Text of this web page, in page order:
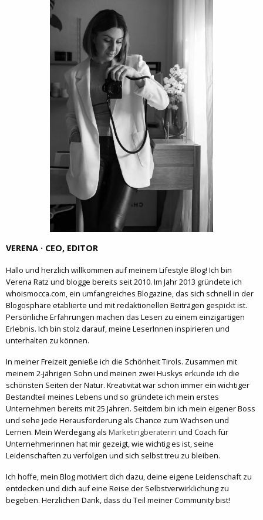
VERENA · CEO, EDITOR
Hallo und herzlich willkommen auf meinem Lifestyle Blog! Ich bin
Verena Ratz und blogge bereits seit 2010. Im Jahr 2013 gründete ich
whoismocca.com, ein umfangreiches Blogazine, das sich schnell in der
Blogosphäre etablierte und mit redaktionellen Beiträgen gespickt ist.
Persönliche Erfahrungen machen das Lesen zu einem einzigartigen
Erlebnis. Ich bin stolz darauf, meine LeserInnen inspirieren und
unterhalten zu können.
In meiner Freizeit genieße ich die Schönheit Tirols. Zusammen mit
meinem 2-jährigen Sohn und meinen zwei Huskys erkunde ich die
schönsten Seiten der Natur. Kreativität war schon immer ein wichtiger
Bestandteil meines Lebens und so gründete ich mein erstes
Unternehmen bereits mit 25 Jahren. Seitdem bin ich mein eigener Boss
und sehe jede Herausforderung als Chance zum Wachsen und
Lernen. Mein Werdegang als Marketingberaterin und Coach für
Unternehmerinnen hat mir gezeigt, wie wichtig es ist, seine
Leidenschaften zu verfolgen und sich selbst treu zu bleiben.
Ich hoffe, mein Blog motiviert dich dazu, deine eigene Leidenschaft zu
entdecken und dich auf eine Reise der Selbstverwirklichung zu
begeben. Herzlichen Dank, dass du Teil meiner Community bist!